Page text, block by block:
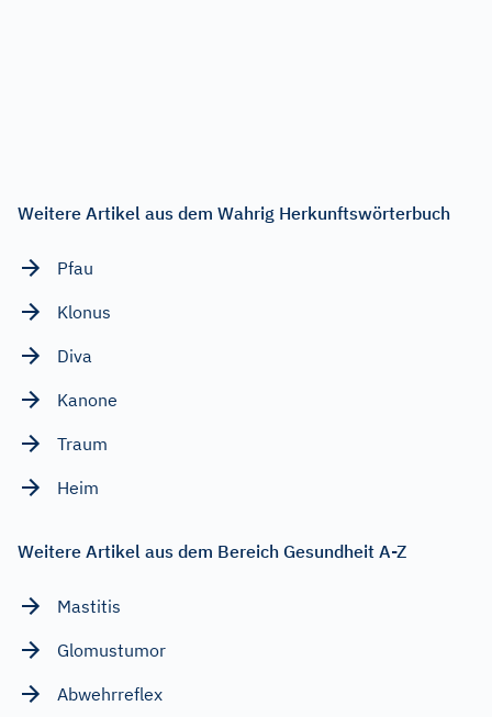
Weitere Artikel aus dem Wahrig Herkunftswörterbuch
Pfau
Klonus
Diva
Kanone
Traum
Heim
Weitere Artikel aus dem Bereich Gesundheit A-Z
Mastitis
Glomustumor
Abwehrreflex